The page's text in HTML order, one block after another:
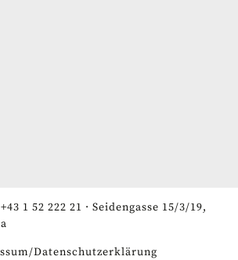
+43 1 52 222 21 · Seidengasse 15/3/19,
Datenschutzerklärung